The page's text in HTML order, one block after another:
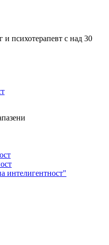
и психотерапевт с над 30
интелигентност"